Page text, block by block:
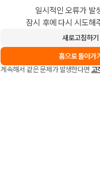
일시적인 오류가 발
잠시 후에 다시 시도해
새로고침하기
홈으로 돌아가
계속해서 같은 문제가 발생한다면 고